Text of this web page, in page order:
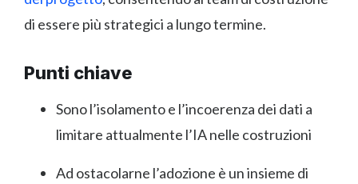
di essere più strategici a lungo termine.
Punti chiave
Sono l’isolamento e l’incoerenza dei dati a
limitare attualmente l’IA nelle costruzioni
Ad ostacolarne l’adozione è un insieme di